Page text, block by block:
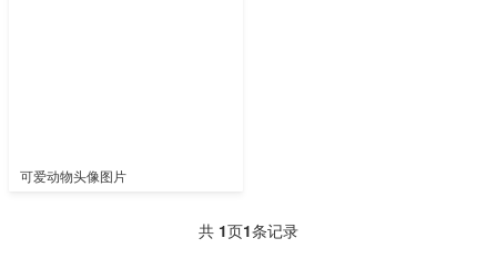
可爱动物头像图片
共 1页1条记录